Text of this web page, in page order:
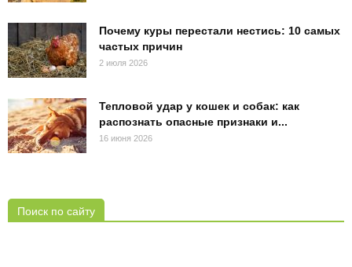
Почему куры перестали нестись: 10 самых
частых причин
2 июля 2026
Тепловой удар у кошек и собак: как
распознать опасные признаки и...
16 июня 2026
Поиск по сайту